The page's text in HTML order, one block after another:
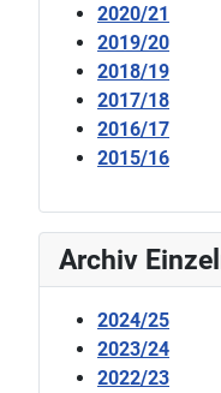
2020/21
2019/20
2018/19
2017/18
2016/17
2015/16
Archiv
2024/25
2023/24
2022/23